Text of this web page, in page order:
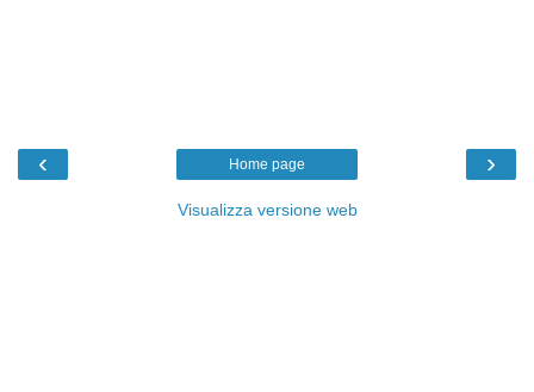
‹ ›
Home page
Visualizza versione web